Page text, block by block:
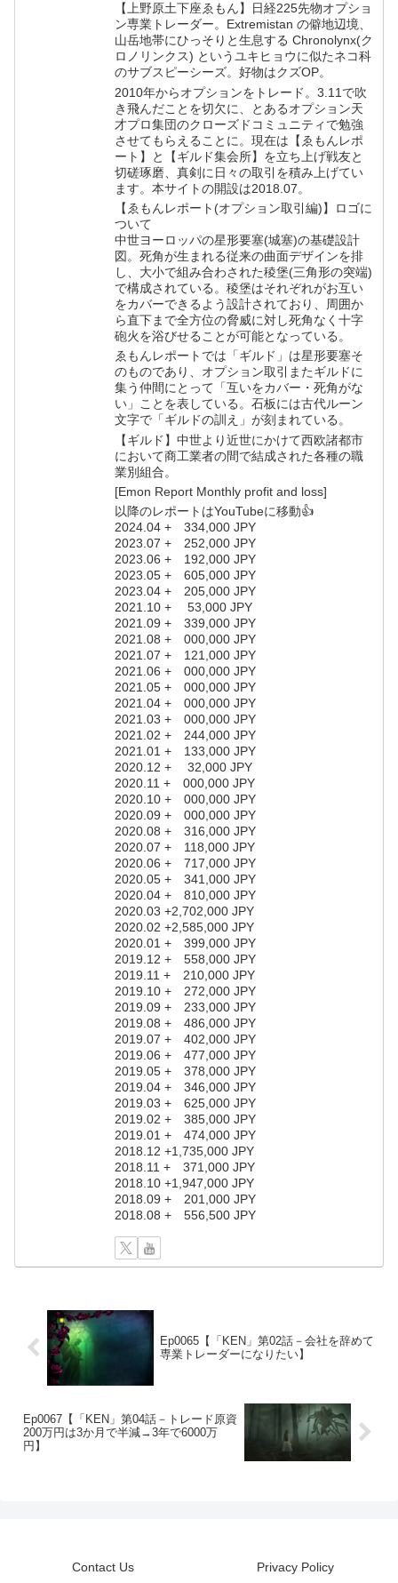
【上野原土下座ゑもん】日経225先物オプショ
ン専業トレーダー。Extremistan の僻地辺境、
山岳地帯にひっそりと生息する Chronolynx(ク
ロノリンクス) というユキヒョウに似たネコ科
のサブスピーシーズ。好物はクズOP。
2010年からオプションをトレード。3.11で吹
き飛んだことを切欠に、とあるオプション天
才プロ集団のクローズドコミュニティで勉強
させてもらえることに。現在は【ゑもんレポ
ート】と【ギルド集会所】を立ち上げ戦友と
切磋琢磨、真剣に日々の取引を積み上げてい
ます。本サイトの開設は2018.07。
【ゑもんレポート(オプション取引編)】ロゴに
ついて
中世ヨーロッパの星形要塞(城塞)の基礎設計
図。死角が生まれる従来の曲面デザインを排
し、大小で組み合わされた稜堡(三角形の突端)
で構成されている。稜堡はそれぞれがお互い
をカバーできるよう設計されており、周囲か
ら直下まで全方位の脅威に対し死角なく十字
砲火を浴びせることが可能となっている。
ゑもんレポートでは「ギルド」は星形要塞そ
のものであり、オプション取引またギルドに
集う仲間にとって「互いをカバー・死角がな
い」ことを表している。石板には古代ルーン
文字で「ギルドの訓え」が刻まれている。
【ギルド】中世より近世にかけて西欧諸都市
において商工業者の間で結成された各種の職
業別組合。
[Emon Report Monthly profit and loss]
以降のレポートはYouTubeに移動👍
2024.04 + 334,000 JPY
2023.07 + 252,000 JPY
2023.06 + 192,000 JPY
2023.05 + 605,000 JPY
2023.04 + 205,000 JPY
2021.10 + 53,000 JPY
2021.09 + 339,000 JPY
2021.08 + 000,000 JPY
2021.07 + 121,000 JPY
2021.06 + 000,000 JPY
2021.05 + 000,000 JPY
2021.04 + 000,000 JPY
2021.03 + 000,000 JPY
2021.02 + 244,000 JPY
2021.01 + 133,000 JPY
2020.12 + 32,000 JPY
2020.11 + 000,000 JPY
2020.10 + 000,000 JPY
2020.09 + 000,000 JPY
2020.08 + 316,000 JPY
2020.07 + 118,000 JPY
2020.06 + 717,000 JPY
2020.05 + 341,000 JPY
2020.04 + 810,000 JPY
2020.03 +2,702,000 JPY
2020.02 +2,585,000 JPY
2020.01 + 399,000 JPY
2019.12 + 558,000 JPY
2019.11 + 210,000 JPY
2019.10 + 272,000 JPY
2019.09 + 233,000 JPY
2019.08 + 486,000 JPY
2019.07 + 402,000 JPY
2019.06 + 477,000 JPY
2019.05 + 378,000 JPY
2019.04 + 346,000 JPY
2019.03 + 625,000 JPY
2019.02 + 385,000 JPY
2019.01 + 474,000 JPY
2018.12 +1,735,000 JPY
2018.11 + 371,000 JPY
2018.10 +1,947,000 JPY
2018.09 + 201,000 JPY
2018.08 + 556,500 JPY
Ep0065【「KEN」第02話－会社を辞めて
専業トレーダーになりたい】
Ep0067【「KEN」第04話－トレード原資
200万円は3か月で半減→3年で6000万
円】
Contact Us Privacy Policy